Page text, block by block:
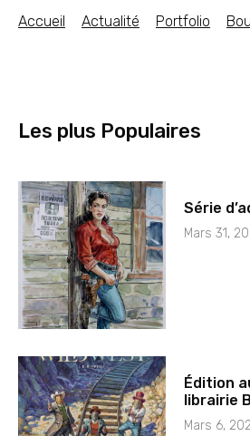
Accueil Actualité Portfolio
Les plus Populaires
Série
Mars 31,
Édition
librairie
Mars 6,